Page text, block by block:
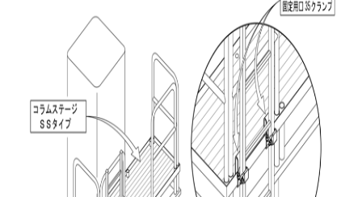
EN
カタログダウンロード